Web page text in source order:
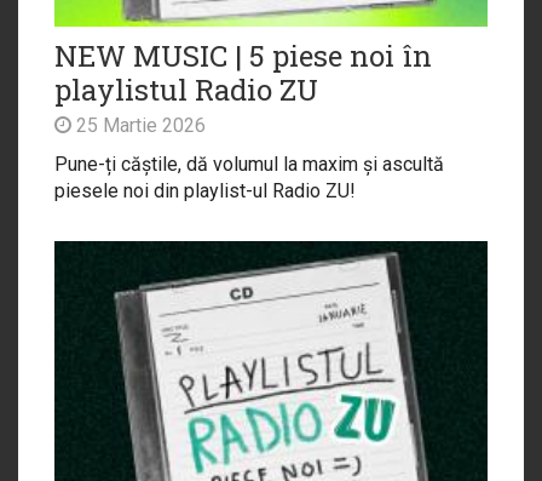
NEW MUSIC | 5 piese noi în
playlistul Radio ZU
25 Martie 2026
Pune-ți căștile, dă volumul la maxim și ascultă
piesele noi din playlist-ul Radio ZU!